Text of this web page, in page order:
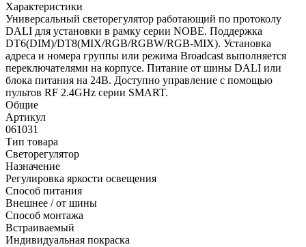
Характеристики
Универсальный светорегулятор работающий по протоколу
DALI для установки в рамку серии NOBE. Поддержка
DT6(DIM)/DT8(MIX/RGB/RGBW/RGB-MIX). Установка
адреса и номера группы или режима Broadcast выполняется
переключателями на корпусе. Питание от шины DALI или
блока питания на 24В. Доступно управление с помощью
пультов RF 2.4GHz серии SMART.
Общие
Артикул
061031
Тип товара
Светорегулятор
Назначение
Регулировка яркости освещения
Способ питания
Внешнее / от шины
Способ монтажа
Встраиваемый
Индивидуальная покраска